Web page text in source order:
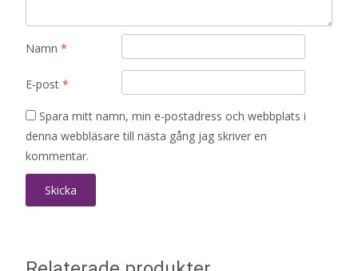
Namn *
E-post *
Spara mitt namn, min e-postadress och webbplats i
denna webbläsare till nästa gång jag skriver en
kommentar.